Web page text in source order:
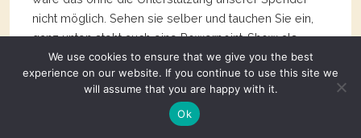
nicht möglich. Sehen sie selber und tauchen Sie ein,
ganz unten steht auch eine Powerpoint-Show als
Download zur Verfügung. Diese macht die Arbeiten
und Fortschritte mit kurzen Videosequenz und
Animationen greifbar. Viel Spass!
We use cookies to ensure that we give you the best
experience on our website. If you continue to use this site we
will assume that you are happy with it.
Ok